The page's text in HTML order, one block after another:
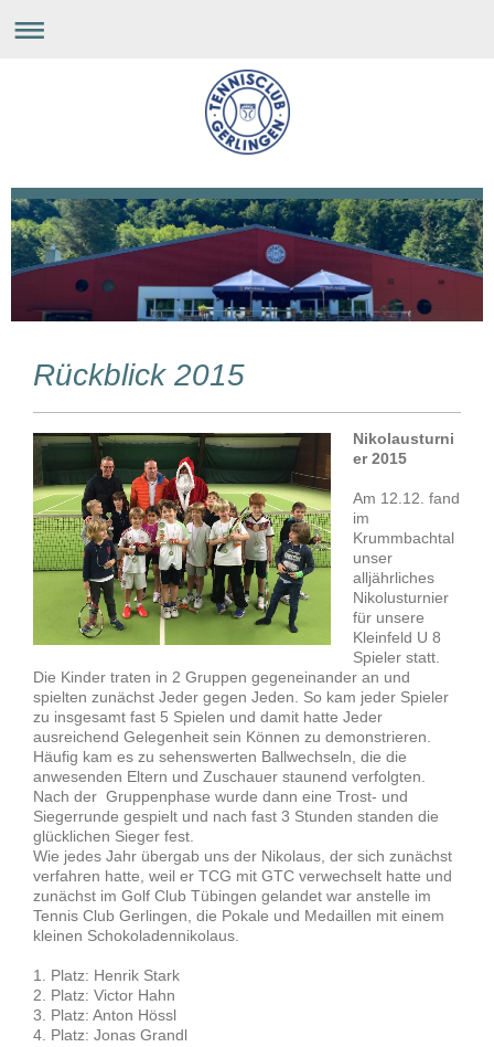
Rückblick 2015
Nikolausturni
er 2015
Am 12.12. fand
im
Krummbachtal
unser
alljährliches
Nikolusturnier
für unsere
Kleinfeld U 8
Spieler statt.
Die Kinder traten in 2 Gruppen gegeneinander an und
spielten zunächst Jeder gegen Jeden. So kam jeder Spieler
zu insgesamt fast 5 Spielen und damit hatte Jeder
ausreichend Gelegenheit sein Können zu demonstrieren.
Häufig kam es zu sehenswerten Ballwechseln, die die
anwesenden Eltern und Zuschauer staunend verfolgten.
Nach der Gruppenphase wurde dann eine Trost- und
Siegerrunde gespielt und nach fast 3 Stunden standen die
glücklichen Sieger fest.
Wie jedes Jahr übergab uns der Nikolaus, der sich zunächst
verfahren hatte, weil er TCG mit GTC verwechselt hatte und
zunächst im Golf Club Tübingen gelandet war anstelle im
Tennis Club Gerlingen, die Pokale und Medaillen mit einem
kleinen Schokoladennikolaus.
1. Platz: Henrik Stark
2. Platz: Victor Hahn
3. Platz: Anton Hössl
4. Platz: Jonas Grandl